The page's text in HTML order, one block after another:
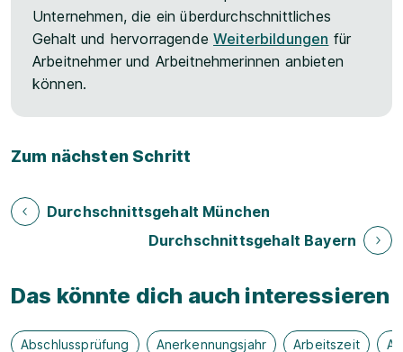
Unternehmen, die ein überdurchschnittliches
Gehalt und hervorragendeWeiterbildungen für
Arbeitnehmer und Arbeitnehmerinnen anbieten
können.
Zum nächsten Schritt
Durchschnittsgehalt München
Durchschnittsgehalt Bayern
Das könnte dich auch interessieren
Abschlussprüfung Anerkennungsjahr Arbeitszeit